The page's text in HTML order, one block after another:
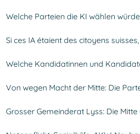
Welche Parteien die KI wählen
Si ces IA étaient des citoyens
Welche Kandidatinnen und
Von wegen Macht der Mitte: Die
Grosser Gemeinderat Lyss: Die